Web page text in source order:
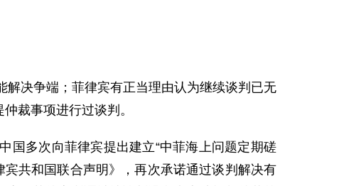
决争端；菲律宾有正当理由认为继续谈判已无
裁事项进行过谈判。
多次向菲律宾提出建立“中菲海上问题定期磋
共和国联合声明》，再次承诺通过谈判解决有